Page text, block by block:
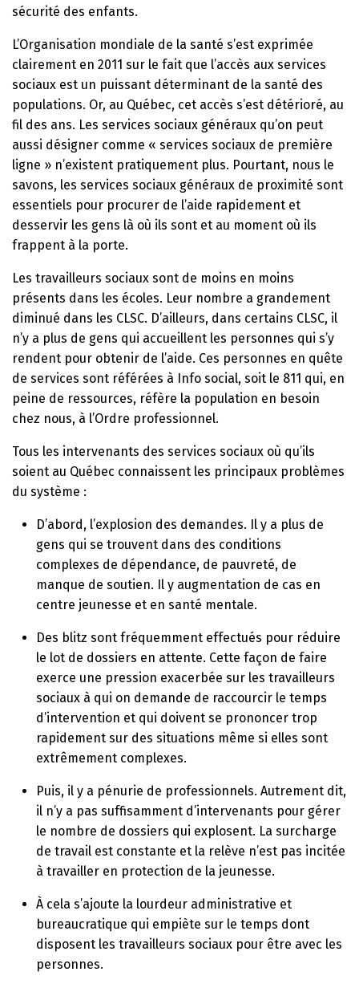
sécurité des enfants.
L’Organisation mondiale de la santé s’est exprimée
clairement en 2011 sur le fait que l’accès aux services
sociaux est un puissant déterminant de la santé des
populations. Or, au Québec, cet accès s’est détérioré, au
fil des ans. Les services sociaux généraux qu’on peut
aussi désigner comme « services sociaux de première
ligne » n’existent pratiquement plus. Pourtant, nous le
savons, les services sociaux généraux de proximité sont
essentiels pour procurer de l’aide rapidement et
desservir les gens là où ils sont et au moment où ils
frappent à la porte.
Les travailleurs sociaux sont de moins en moins
présents dans les écoles. Leur nombre a grandement
diminué dans les CLSC. D’ailleurs, dans certains CLSC, il
n’y a plus de gens qui accueillent les personnes qui s’y
rendent pour obtenir de l’aide. Ces personnes en quête
de services sont référées à Info social, soit le 811 qui, en
peine de ressources, réfère la population en besoin
chez nous, à l’Ordre professionnel.
Tous les intervenants des services sociaux où qu’ils
soient au Québec connaissent les principaux problèmes
du système :
D’abord, l’explosion des demandes. Il y a plus de
gens qui se trouvent dans des conditions
complexes de dépendance, de pauvreté, de
manque de soutien. Il y augmentation de cas en
centre jeunesse et en santé mentale.
Des blitz sont fréquemment effectués pour réduire
le lot de dossiers en attente. Cette façon de faire
exerce une pression exacerbée sur les travailleurs
sociaux à qui on demande de raccourcir le temps
d’intervention et qui doivent se prononcer trop
rapidement sur des situations même si elles sont
extrêmement complexes.
Puis, il y a pénurie de professionnels. Autrement dit,
il n’y a pas suffisamment d’intervenants pour gérer
le nombre de dossiers qui explosent. La surcharge
de travail est constante et la relève n’est pas incitée
à travailler en protection de la jeunesse.
À cela s’ajoute la lourdeur administrative et
bureaucratique qui empiète sur le temps dont
disposent les travailleurs sociaux pour être avec les
personnes.